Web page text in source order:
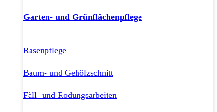
Garten- und Grünflächenpflege
Rasenpflege
Baum- und Gehölzschnitt
Fäll- und Rodungsarbeiten